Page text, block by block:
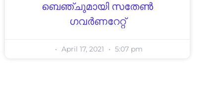
ബെഞ്ചുമായി സതേൺ
ഗവർണറേറ്റ്
April 17, 2021 5:07 pm